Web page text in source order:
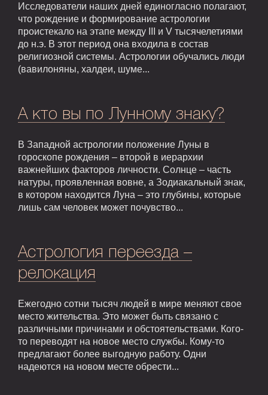
Исследователи наших дней единогласно полагают,
что рождение и формирование астрологии
проистекало на этапе между III и V тысячелетиями
до н.э. В этот период она входила в состав
религиозной системы. Астрологии обучались люди
(вавилоняны, халдеи, шуме...
А кто вы по Лунному знаку?
В Западной астрологии положение Луны в
гороскопе рождения – второй в иерархии
важнейших факторов личности. Солнце – часть
натуры, проявленная вовне, а Зодиакальный знак,
в котором находится Луна – это глубины, которые
лишь сам человек может почувство...
Астрология переезда –
релокация
Ежегодно сотни тысяч людей в мире меняют свое
место жительства. Это может быть связано с
различными причинами и обстоятельствами. Кого-
то переводят на новое место службы. Кому-то
предлагают более выгодную работу. Одни
надеются на новом месте обрести...